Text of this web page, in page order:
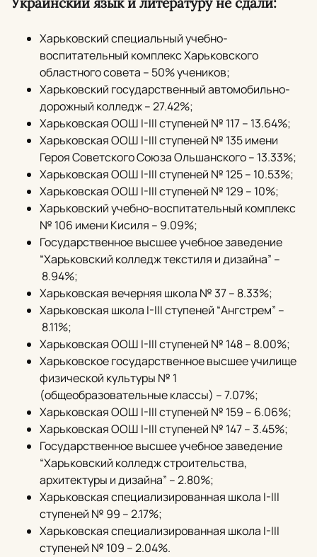
Харьковский специальный учебно-
воспитательный комплекс Харьковского
областного совета – 50% учеников;
Харьковский государственный автомобильно-
дорожный колледж – 27.42%;
Харьковская ООШ I-III ступеней № 117 – 13.64%;
Харьковская ООШ I-III ступеней № 135 имени
Героя Советского Союза Ольшанского – 13.33%;
Харьковская ООШ I-III ступеней № 125 – 10.53%;
Харьковская ООШ I-III ступеней № 129 – 10%;
Харьковский учебно-воспитательный комплекс
№ 106 имени Кисиля – 9.09%;
Государственное высшее учебное заведение
“Харьковский колледж текстиля и дизайна” –
8.94%;
Харьковская вечерняя школа № 37 – 8.33%;
Харьковская школа I-III ступеней “Ангстрем” –
8.11%;
Харьковская ООШ I-III ступеней № 148 – 8.00%;
Харьковское государственное высшее училище
физической культуры № 1
(общеобразовательные классы) – 7.07%;
Харьковская ООШ I-III ступеней № 159 – 6.06%;
Харьковская ООШ I-III ступеней № 147 – 3.45%;
Государственное высшее учебное заведение
“Харьковский колледж строительства,
архитектуры и дизайна” – 2.80%;
Харьковская специализированная школа I-III
ступеней № 99 – 2.17%;
Харьковская специализированная школа I-III
ступеней № 109 – 2.04%.